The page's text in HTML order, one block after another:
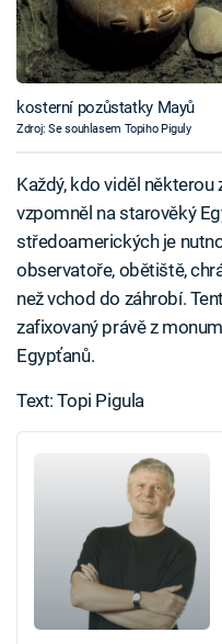
kosterní pozůstatky Mayů
Zdroj: Se souhlasem Topiho Piguly
Každý, kdo viděl
vzpomněl na starověký
středoamerických je
observatoře, obětiště,
než vchod do záhrobí.
zafixovaný právě z
Egypťanů.
Text: Topi Pigula